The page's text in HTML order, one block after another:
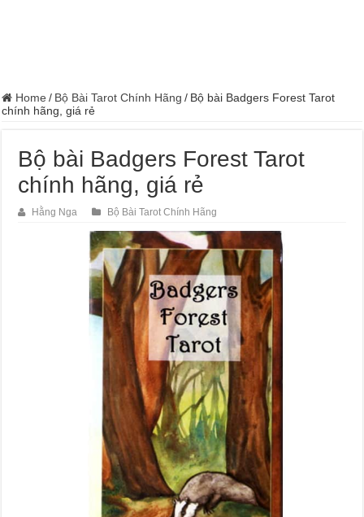
Home / Bộ Bài Tarot Chính Hãng / Bộ bài Badgers Forest Tarot
chính hãng, giá rẻ
Bộ bài Badgers Forest Tarot
chính hãng, giá rẻ
Hằng Nga Bộ Bài Tarot Chính Hãng